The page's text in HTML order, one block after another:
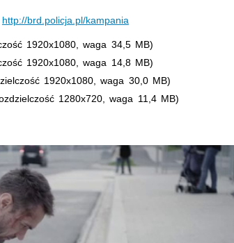
http://brd.policja.pl/kampania
1920x1080, waga 34,5 MB)
1920x1080, waga 14,8 MB)
1920x1080, waga 30,0 MB)
1280x720, waga 11,4 MB)